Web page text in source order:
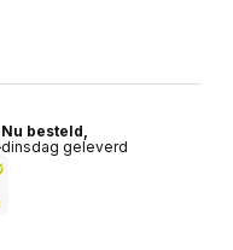
Nu besteld,
dinsdag geleverd